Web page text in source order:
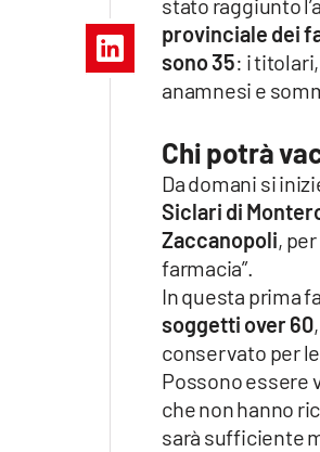
Vai
stato raggiunto
provinciale dei
sono 35: i
anamnesi e
Chi potrà
Da domani si
Siclari di
Zaccanopoli,
farmacia”.
In questa prima
soggetti over 60
conservato per
Possono essere
che non hanno
sarà sufficiente